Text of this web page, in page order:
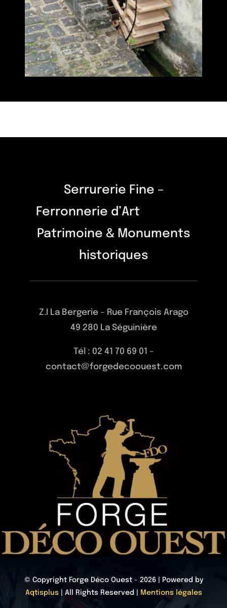
Serrurerie Fine –
Ferronnerie d’Art
Patrimoine & Monuments
historiques
Z.I La Bergerie – Rue François Arago
49 280 La Séguinière
Tél : 02 41 70 69 01 –
contact@forgedecoouest.com
© Copyright Forge Déco Ouest - 2026 | Powered by
Aqtisplus| All Rights Reserved | Mentions légales